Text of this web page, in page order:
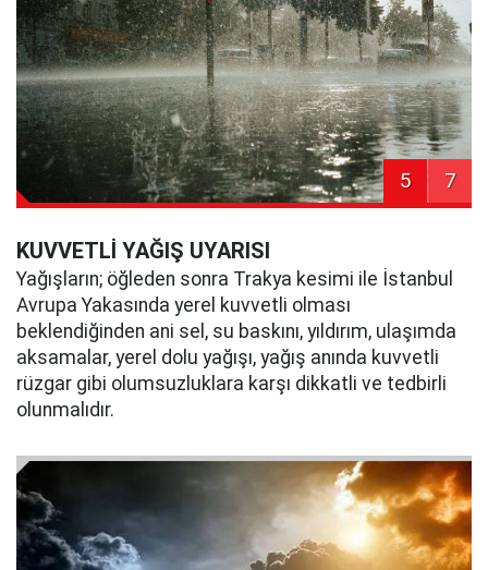
5 7
KUVVETLİ YAĞIŞ UYARISI
Yağışların; öğleden sonra Trakya kesimi ile İstanbul
Avrupa Yakasında yerel kuvvetli olması
beklendiğinden ani sel, su baskını, yıldırım, ulaşımda
aksamalar, yerel dolu yağışı, yağış anında kuvvetli
rüzgar gibi olumsuzluklara karşı dikkatli ve tedbirli
olunmalıdır.